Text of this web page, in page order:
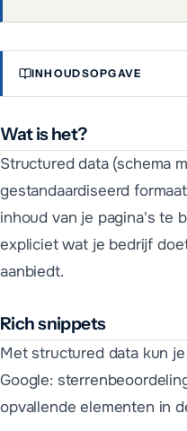
INHOUDSOPGAVE
Wat is het?
Structured data (schema
gestandaardiseerd
inhoud van je pagina's te
expliciet wat je bedrijf
aanbiedt.
Rich snippets
Met structured data kun
Google:
opvallende elementen in